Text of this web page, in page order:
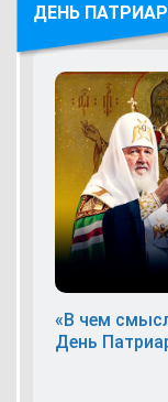
ДЕНЬ
«В чем
День